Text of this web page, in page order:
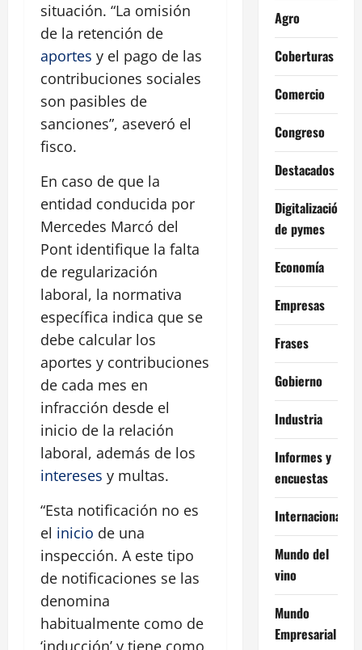
situación. “La omisión
de la retención de
aportes y el pago de las
contribuciones sociales
son pasibles de
sanciones”, aseveró el
fisco.
En caso de que la
entidad conducida por
Mercedes Marcó del
Pont identifique la falta
de regularización
laboral, la normativa
específica indica que se
debe calcular los
aportes y contribuciones
de cada mes en
infracción desde el
inicio de la relación
laboral, además de los
intereses y multas.
“Esta notificación no es
el inicio de una
inspección. A este tipo
de notificaciones se las
denomina
habitualmente como de
Agro
Coberturas
Comercio
Congreso
Destacados
Digitalización
de pymes
Economía
Empresas
Frases
Gobierno
Industria
Informes y
encuestas
Internacional
Mundo del
vino
Mundo
Empresarial